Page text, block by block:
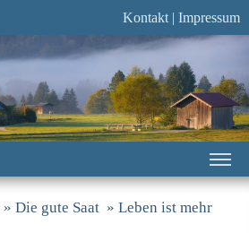
Kontakt | Impressum
» Die gute Saat » Leben ist mehr